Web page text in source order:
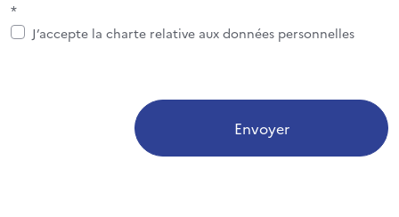
*
J’accepte la charte relative aux données personnelles
Envoyer